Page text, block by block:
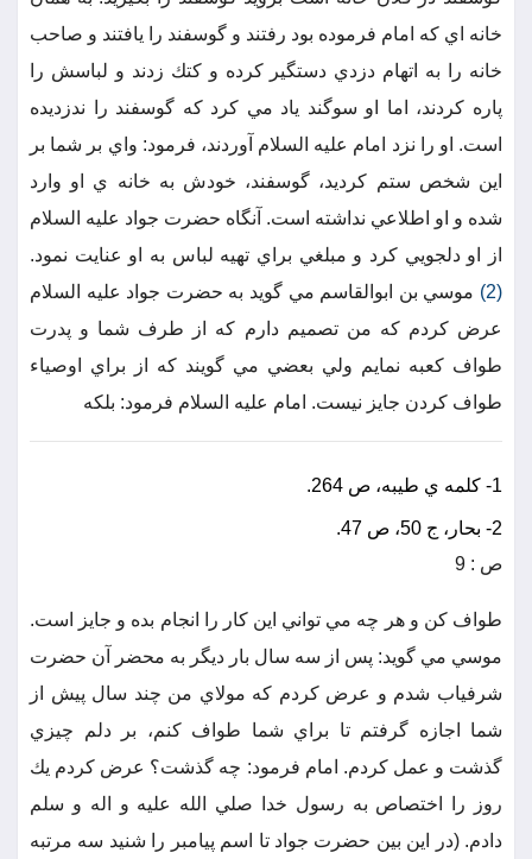
خانه اي كه امام فرموده بود رفتند و گوسفند را يافتند و صاحب
خانه را به اتهام دزدي دستگير كرده و كتك زدند و لباسش را
پاره كردند، اما او سوگند ياد مي كرد كه گوسفند را ندزديده
است. او را نزد امام عليه السلام آوردند، فرمود: واي بر شما بر
اين شخص ستم كرديد، گوسفند، خودش به خانه ي او وارد
شده و او اطلاعي نداشته است. آنگاه حضرت جواد عليه السلام
از او دلجويي كرد و مبلغي براي تهيه لباس به او عنايت نمود.
(2)
موسي بن ابوالقاسم مي گويد به حضرت جواد عليه السلام
عرض كردم كه من تصميم دارم كه از طرف شما و پدرت
طواف كعبه نمايم ولي بعضي مي گويند كه از براي اوصياء
طواف كردن جايز نيست. امام عليه السلام فرمود: بلكه
1- كلمه ي طيبه، ص 264.
2- بحار، ج 50، ص 47.
ص : 9
طواف كن و هر چه مي تواني اين كار را انجام بده و جايز است.
موسي مي گويد: پس از سه سال بار ديگر به محضر آن حضرت
شرفياب شدم و عرض كردم كه مولاي من چند سال پيش از
شما اجازه گرفتم تا براي شما طواف كنم، بر دلم چيزي
گذشت و عمل كردم. امام فرمود: چه گذشت؟ عرض كردم يك
روز را اختصاص به رسول خدا صلي الله عليه و اله و سلم
دادم. (در اين بين حضرت جواد تا اسم پيامبر را شنيد سه مرتبه